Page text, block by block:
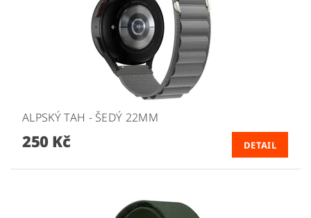
ALPSKÝ TAH - ŠEDÝ 22MM
250 Kč DETAIL